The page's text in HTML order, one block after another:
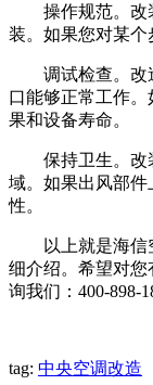
操作规范。改装
装。如果您对某个
调试检查。改造
口能够正常工作
果和设备寿命。
保持卫生。改装
域。如果出风部
性。
以上就是海信空
细介绍。希望对
询我们：400-898-
tag: 中央空调改造